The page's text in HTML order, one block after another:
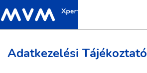
Adatkezelési Tájékoztató